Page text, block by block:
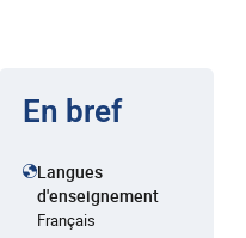
En bref
Langues
d'enseignement
Français